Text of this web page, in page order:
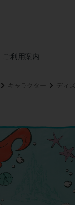
ご利用案内
キャラクター ディ